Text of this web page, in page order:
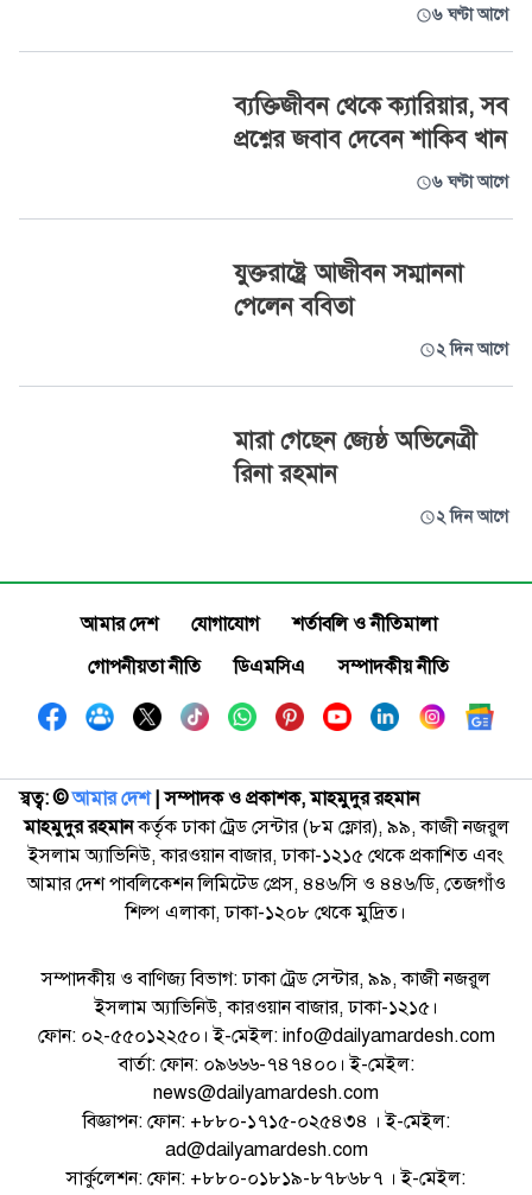
৬ ঘণ্টা আগে
ব্যক্তিজীবন থেকে ক্যারিয়ার, সব
প্রশ্নের জবাব দেবেন শাকিব খান
৬ ঘণ্টা আগে
যুক্তরাষ্ট্রে আজীবন সম্মাননা
পেলেন ববিতা
২ দিন আগে
মারা গেছেন জ্যেষ্ঠ অভিনেত্রী
রিনা রহমান
২ দিন আগে
আমার দেশ যোগাযোগ
শর্তাবলি ও নীতিমালা
গোপনীয়তা নীতি
ডিএমসিএ সম্পাদকীয় নীতি
স্বত্ব: ©️আমার দেশ| সম্পাদক ও প্রকাশক, মাহমুদুর রহমান
মাহমুদুর রহমানকর্তৃক ঢাকা ট্রেড সেন্টার (৮ম ফ্লোর), ৯৯, কাজী নজরুল
ইসলাম অ্যাভিনিউ, কারওয়ান বাজার, ঢাকা-১২১৫ থেকে প্রকাশিত এবং
আমার দেশ পাবলিকেশন লিমিটেড প্রেস, ৪৪৬/সি ও ৪৪৬/ডি, তেজগাঁও
শিল্প এলাকা, ঢাকা-১২০৮ থেকে মুদ্রিত।
সম্পাদকীয় ও বাণিজ্য বিভাগ: ঢাকা ট্রেড সেন্টার, ৯৯, কাজী নজরুল
ইসলাম অ্যাভিনিউ, কারওয়ান বাজার, ঢাকা-১২১৫।
ফোন: ০২-৫৫০১২২৫০। ই-মেইল: info@dailyamardesh.com
বার্তা: ফোন: ০৯৬৬৬-৭৪৭৪০০। ই-মেইল:
news@dailyamardesh.com
বিজ্ঞাপন: ফোন: +৮৮০-১৭১৫-০২৫৪৩৪ । ই-মেইল:
ad@dailyamardesh.com
সার্কুলেশন: ফোন: +৮৮০-০১৮১৯-৮৭৮৬৮৭ । ই-মেইল: